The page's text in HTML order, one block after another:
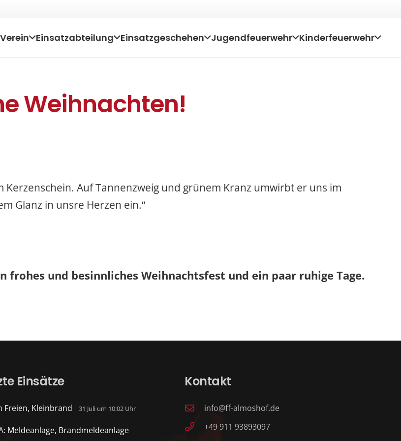
Verein Einsatzabteilung Einsatzgeschehen Jugendfeuerwehr Kinderfeuerwehr
Weihnachten!
Kerzenschein. Auf Tannenzweig und grünem Kranz umwirbt er uns im
Glanz in unsre Herzen ein.“
frohes und besinnliches Weihnachtsfest und ein paar ruhige Tage.
Einsätze
Freien, Kleinbrand 31 Juli um 10:02 Uhr
Meldeanlage, Brandmeldeanlage
Kontakt
info@ff-almoshof.de
+49 911 93893097